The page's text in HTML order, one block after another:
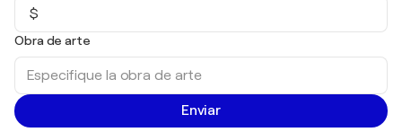
$
Obra de arte
Enviar